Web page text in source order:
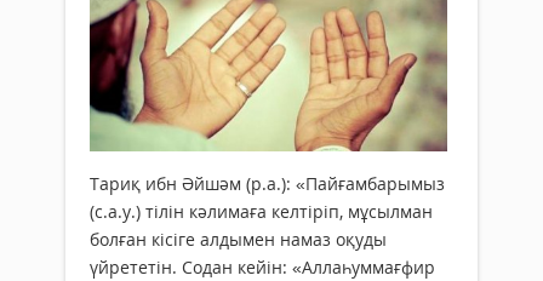
Тариқ ибн Әйшәм (р.а.): «Пайғамбарымыз
(с.а.у.) тілін кәлимаға келтіріп, мұсылман
болған кісіге алдымен намаз оқуды
үйрететін. Содан кейін: «Аллаһуммағфир